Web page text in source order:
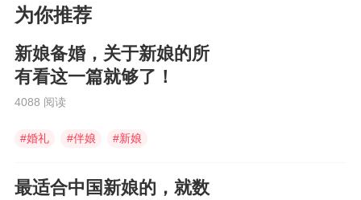
为你推荐
新娘备婚，关于新娘的所
有看这一篇就够了！
4088 阅读
#婚礼 #伴娘 #新娘
最适合中国新娘的，就数